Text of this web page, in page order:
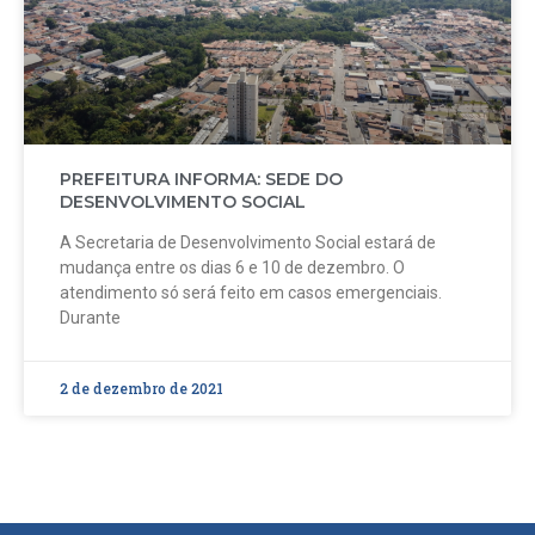
PREFEITURA INFORMA: SEDE DO
DESENVOLVIMENTO SOCIAL
A Secretaria de Desenvolvimento Social estará de
mudança entre os dias 6 e 10 de dezembro. O
atendimento só será feito em casos emergenciais.
Durante
2 de dezembro de 2021